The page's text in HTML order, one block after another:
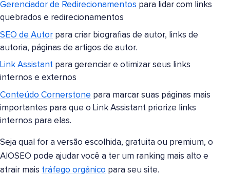
Gerenciador de Redirecionamentos para lidar com links
quebrados e redirecionamentos
SEO de Autor para criar biografias de autor, links de
autoria, páginas de artigos de autor.
Link Assistant para gerenciar e otimizar seus links
internos e externos
Conteúdo Cornerstone para marcar suas páginas mais
importantes para que o Link Assistant priorize links
internos para elas.
Seja qual for a versão escolhida, gratuita ou premium, o
AIOSEO pode ajudar você a ter um ranking mais alto e
atrair mais tráfego orgânico para seu site.